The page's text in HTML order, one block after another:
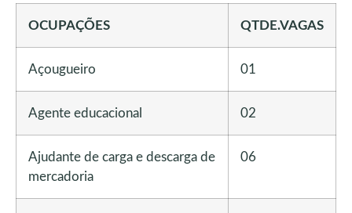
OCUPAÇÕES QTDE.VAGAS
Açougueiro 01
Agente educacional 02
Ajudante de carga e descarga de
mercadoria
06